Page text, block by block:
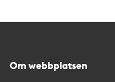
Om webbplatsen